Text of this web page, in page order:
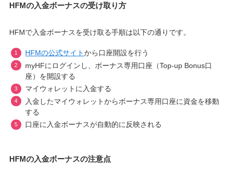
HFMの入金ボーナスの受け取り方
HFMで入金ボーナスを受け取る手順は以下の通りです。
HFMの公式サイトから口座開設を行う
myHFにログインし、ボーナス専用口座（Top-up Bonus口
座）を開設する
マイウォレットに入金する
入金したマイウォレットからボーナス専用口座に資金を移動
する
口座に入金ボーナスが自動的に反映される
HFMの入金ボーナスの注意点